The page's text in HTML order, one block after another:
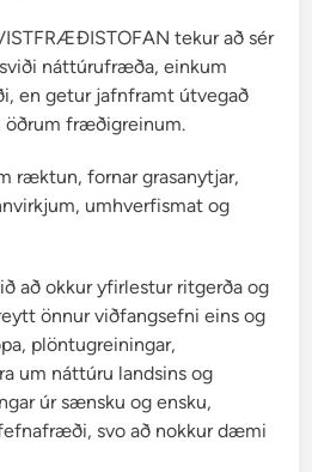
s
i
l
l
a
tekur að sér
náttúrufræða, einkum
en getur jafnframt útvegað
fræðigreinum.
ræktun, fornar grasanytjar,
umhverfismat og
að okkur yfirlestur ritgerða og
önnur viðfangsefni eins og
plöntugreiningar,
um náttúru landsins og
úr sænsku og ensku,
svo að nokkur dæmi